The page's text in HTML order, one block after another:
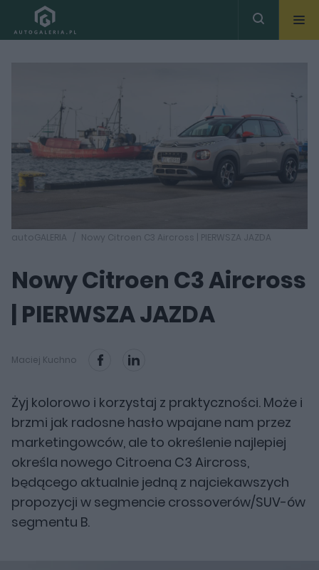
autoGALERIA Nowy Citroen C3 Aircross | PIERWSZA JAZDA
Nowy Citroen C3 Aircross
| PIERWSZA JAZDA
Maciej Kuchno
Żyj kolorowo i korzystaj z praktyczności. Może i
brzmi jak radosne hasło wpajane nam przez
marketingowców, ale to określenie najlepiej
określa nowego Citroena C3 Aircross,
będącego aktualnie jedną z najciekawszych
propozycji w segmencie crossoverów/SUV-ów
segmentu B.